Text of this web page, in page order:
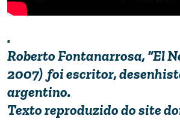
.
Roberto Fontanarrosa, “El
2007) foi escritor,
argentino.
Texto reproduzido do site